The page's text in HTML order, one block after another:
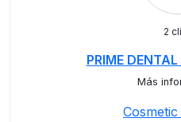
2
PRIME
Más